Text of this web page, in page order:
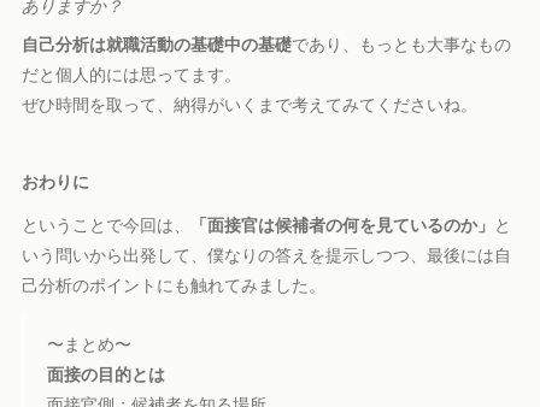
自己分析は就職活動の基礎中の基礎であり、もっとも大事なもの
だと個人的には思ってます。
ぜひ時間を取って、納得がいくまで考えてみてくださいね。
おわりに
ということで今回は、
「面接官は候補者の何を見ているのか」 と
いう問いから出発して、僕なりの答えを提示しつつ、最後には自
己分析のポイントにも触れてみました。
〜まとめ〜
面接の目的とは